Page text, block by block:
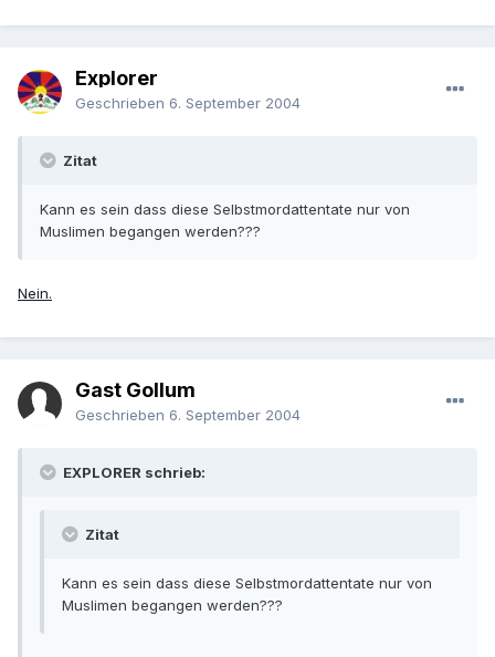
Explorer
Geschrieben 6. September 2004
Zitat
Kann es sein dass diese Selbstmordattentate nur von
Muslimen begangen werden???
Nein.
Gast Gollum
Geschrieben 6. September 2004
EXPLORER schrieb:
Zitat
Kann es sein dass diese Selbstmordattentate nur von
Muslimen begangen werden???